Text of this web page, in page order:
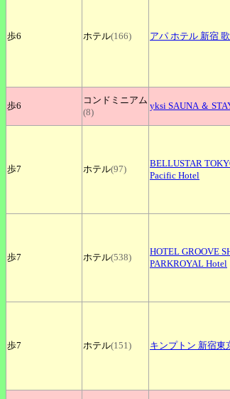
歩6 ホテル(166) アパ ホテル 新宿
歩6
コンドミニアム
(8)
yksi SAUNA ＆
歩7 ホテル(97)
BELLUSTAR
Pacific Hotel
歩7 ホテル(538)
HOTEL GROOVE
PARKROYAL Hotel
歩7 ホテル(151) キンプトン 新宿東